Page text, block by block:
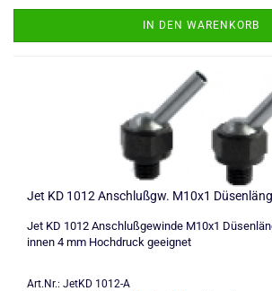
IN DEN WARENKORB
Jet KD 1012 Anschlußgw. M10x1
Jet KD 1012 Anschlußgewinde M10x1
innen 4 mm Hochdruck geeignet
Art.Nr.: JetKD 1012-A